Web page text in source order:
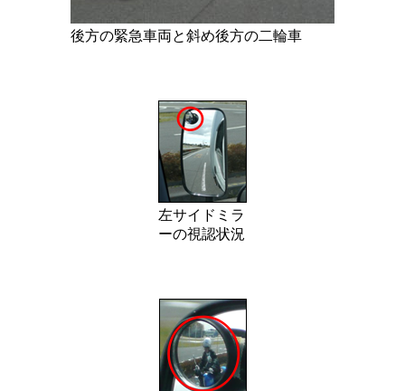
後方の緊急車両と斜め後方の二輪車
左サイドミラ
ーの視認状況